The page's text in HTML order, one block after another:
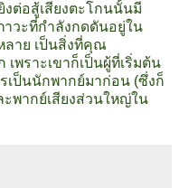
งต่อสู้เสียงตะโกนนั้นมี
าวะที่กำลังกดดันอยู่ใน
ลาย เป็นสิ่งที่คุณ
เพราะเขาก็เป็นผู้ที่เริ่มต้น
เป็นนักพากย์มาก่อน (ซึ่งก็
ะพากย์เสียงส่วนใหญ่ใน